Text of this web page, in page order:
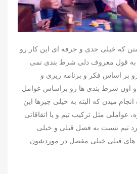
که خیلی جدی و حرفه ای این کار رو
قول معروف دلی شرط بندی نمی
بر اساس فکر و برنامه ریزی و
و اون شرط بندی ها رو براساس عوامل
میدن که البته به خیلی چیزها این
عواملی مثل ترکیب تیم و یا اتفاقاتی
تیم نسبت به فصل قبلی و خیلی
های قبلی خیلی مفصل در موردشون